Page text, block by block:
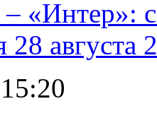
«Интер»:
28 августа